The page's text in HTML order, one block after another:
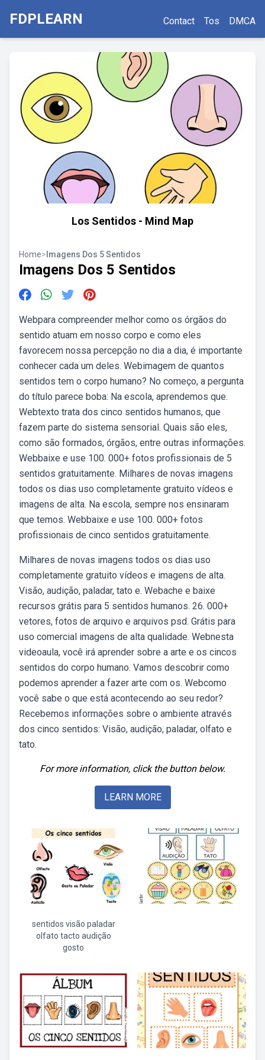
FDPLEARN Contact Tos DMCA
Los Sentidos - Mind Map
Home> Imagens Dos 5 Sentidos
Imagens Dos 5 Sentidos
Webpara compreender melhor como os órgãos do
sentido atuam em nosso corpo e como eles
favorecem nossa percepção no dia a dia, é importante
conhecer cada um deles. Webimagem de quantos
sentidos tem o corpo humano? No começo, a pergunta
do título parece boba: Na escola, aprendemos que.
Webtexto trata dos cinco sentidos humanos, que
fazem parte do sistema sensorial. Quais são eles,
como são formados, órgãos, entre outras informações.
Webbaixe e use 100. 000+ fotos profissionais de 5
sentidos gratuitamente. Milhares de novas imagens
todos os dias uso completamente gratuito vídeos e
imagens de alta. Na escola, sempre nos ensinaram
que temos. Webbaixe e use 100. 000+ fotos
profissionais de cinco sentidos gratuitamente.
Milhares de novas imagens todos os dias uso
completamente gratuito vídeos e imagens de alta.
Visão, audição, paladar, tato e. Webache e baixe
recursos grátis para 5 sentidos humanos. 26. 000+
vetores, fotos de arquivo e arquivos psd. Grátis para
uso comercial imagens de alta qualidade. Webnesta
videoaula, você irá aprender sobre a arte e os cincos
sentidos do corpo humano. Vamos descobrir como
podemos aprender a fazer arte com os. Webcomo
você sabe o que está acontecendo ao seu redor?
Recebemos informações sobre o ambiente através
dos cinco sentidos: Visão, audição, paladar, olfato e
tato.
For more information, click the button below.
LEARN MORE
sentidos visão paladar
olfato tacto audição
gosto